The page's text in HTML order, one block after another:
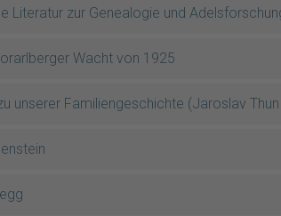
Literatur zur Genealogie und
Wacht von 1925
unserer Familiengeschichte (Jaroslav